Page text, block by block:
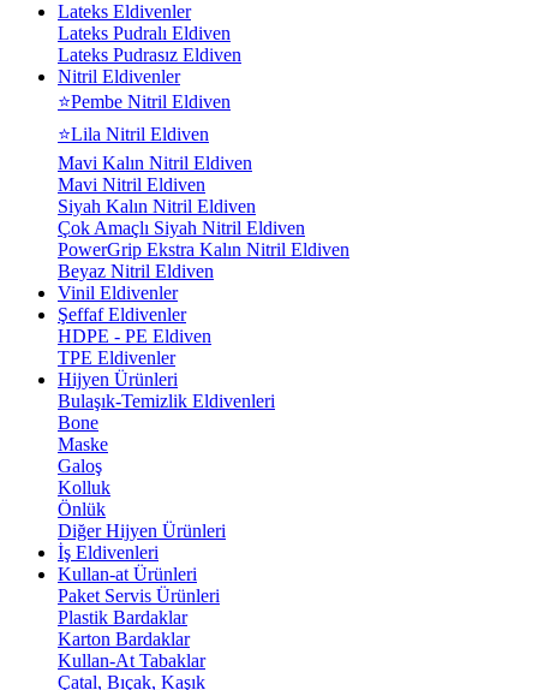
Lateks Eldivenler
Lateks Pudralı Eldiven
Lateks Pudrasız Eldiven
Nitril Eldivenler
⭐Pembe Nitril Eldiven
⭐Lila Nitril Eldiven
Mavi Kalın Nitril Eldiven
Mavi Nitril Eldiven
Siyah Kalın Nitril Eldiven
Çok Amaçlı Siyah Nitril Eldiven
PowerGrip Ekstra Kalın Nitril Eldiven
Beyaz Nitril Eldiven
Vinil Eldivenler
Şeffaf Eldivenler
HDPE - PE Eldiven
TPE Eldivenler
Hijyen Ürünleri
Bulaşık-Temizlik Eldivenleri
Bone
Maske
Galoş
Kolluk
Önlük
Diğer Hijyen Ürünleri
İş Eldivenleri
Kullan-at Ürünleri
Paket Servis Ürünleri
Plastik Bardaklar
Karton Bardaklar
Kullan-At Tabaklar
Çatal, Bıçak, Kaşık